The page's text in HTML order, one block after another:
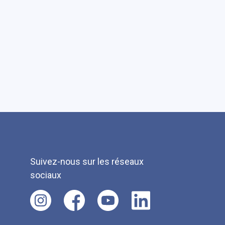
Suivez-nous sur les réseaux
sociaux